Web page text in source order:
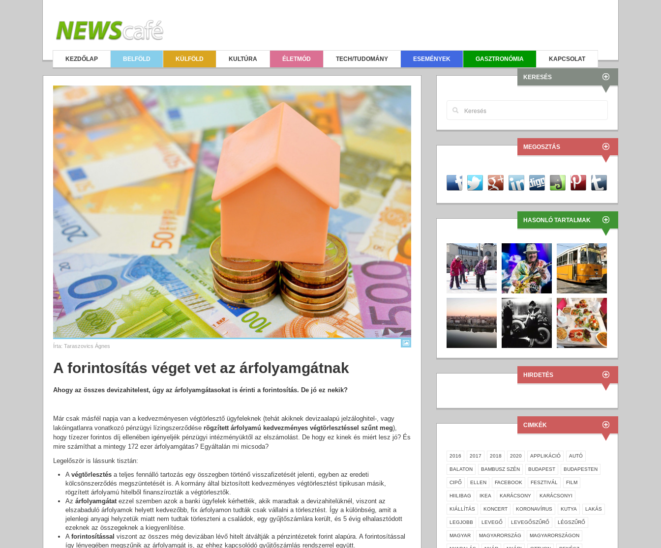
KEZDŐLAP BELFÖLD KÜLFÖLD KULTÚRA ÉLETMÓD TECH/TUDOMÁNY ESEMÉNYEK GASZTRONÓMIA KAPCSOLAT
Írta: Taraszovics Ágnes
A forintosítás véget vet az árfolyamgátnak
Ahogy az összes devizahitelest, úgy az árfolyamgátasokat is érinti a forintosítás. De jó ez nekik?
Már csak másfél napja van a kedvezményesen végtörlesztő ügyfeleknek (tehát akiknek devizaalapú jelzáloghitel-, vagy
lakóingatlanra vonatkozó pénzügyi lízingszerződése rögzített árfolyamú kedvezményes végtörlesztéssel szűnt meg),
hogy tízezer forintos díj ellenében igényeljék pénzügyi intézményüktől az elszámolást. De hogy ez kinek és miért lesz jó? És
mire számíthat a mintegy 172 ezer árfolyamgátas? Egyáltalán mi micsoda?
Legelőször is lássunk tisztán:
A végtörlesztés a teljes fennálló tartozás egy összegben történő visszafizetését jelenti, egyben az eredeti
kölcsönszerződés megszüntetését is. A kormány által biztosított kedvezményes végtörlesztést tipikusan másik,
rögzített árfolyamú hitelből finanszírozták a végtörlesztők.
Az árfolyamgátat ezzel szemben azok a banki ügyfelek kérhették, akik maradtak a devizahitelüknél, viszont az
elszabaduló árfolyamok helyett kedvezőbb, fix árfolyamon tudták csak vállalni a törlesztést. Így a különbség, amit a
jelenlegi anyagi helyzetük miatt nem tudtak törleszteni a családok, egy gyűjtőszámlára került, és 5 évig elhalasztódott
ezeknek az összegeknek a kiegyenlítése.
A forintosítással viszont az összes még devizában lévő hitelt átváltják a pénzintézetek forint alapúra. A forintosítással
így lényegében megszűnik az árfolyamgát is, az ehhez kapcsolódó gyűjtőszámlás rendszerrel együtt.
KERESÉS
MEGOSZTÁS
HASONLÓ TARTALMAK
HIRDETÉS
CIMKÉK
2016 2017 2018 2020 APPLIKÁCIÓ AUTÓ
BALATON BAMBUSZ SZÉN BUDAPEST BUDAPESTEN
CIPŐ ELLEN FACEBOOK FESZTIVÁL FILM
HIILIBAG IKEA KARÁCSONY KARÁCSONYI
KIÁLLÍTÁS KONCERT KORONAVÍRUS KUTYA LAKÁS
LEGJOBB LEVEGŐ LEVEGŐSZŰRŐ LÉGSZŰRŐ
MAGYAR MAGYARORSZÁG MAGYARORSZÁGON